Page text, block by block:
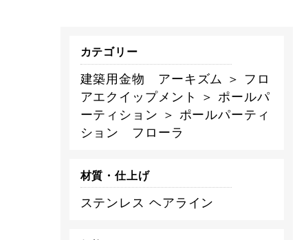
カテゴリー
建築用金物 アーキズム ＞ フロ
アエクイップメント ＞ ポールパ
ーティション ＞ ポールパーティ
ション フローラ
材質・仕上げ
ステンレス ヘアライン